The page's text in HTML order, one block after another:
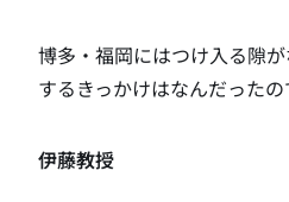
博多・福岡にはつけ入る隙
するきっかけはなんだったの
伊藤教授